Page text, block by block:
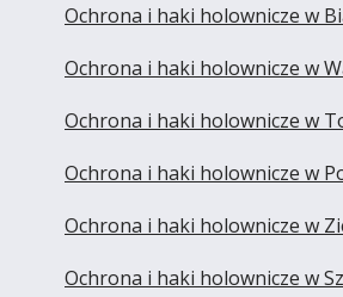
Ochrona i haki holownicze w
Ochrona i haki holownicze w
Ochrona i haki holownicze w
Ochrona i haki holownicze w
Ochrona i haki holownicze w
Ochrona i haki holownicze w